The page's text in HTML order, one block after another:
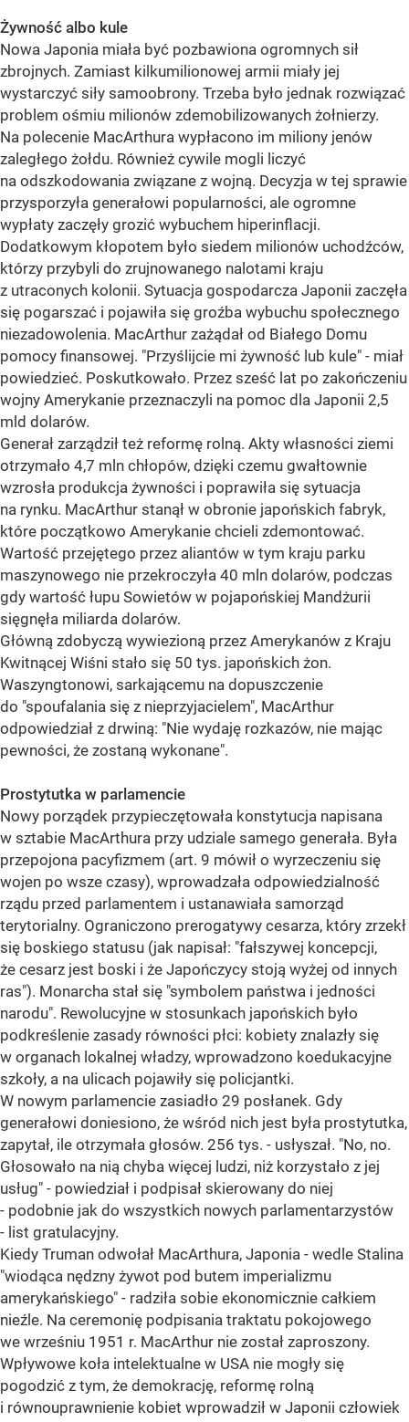
Żywność albo kule
Nowa Japonia miała być pozbawiona ogromnych sił
zbrojnych. Zamiast kilkumilionowej armii miały jej
wystarczyć siły samoobrony. Trzeba było jednak rozwiązać
problem ośmiu milionów zdemobilizowanych żołnierzy.
Na polecenie MacArthura wypłacono im miliony jenów
zaległego żołdu. Również cywile mogli liczyć
na odszkodowania związane z wojną. Decyzja w tej sprawie
przysporzyła generałowi popularności, ale ogromne
wypłaty zaczęły grozić wybuchem hiperinflacji.
Dodatkowym kłopotem było siedem milionów uchodźców,
którzy przybyli do zrujnowanego nalotami kraju
z utraconych kolonii. Sytuacja gospodarcza Japonii zaczęła
się pogarszać i pojawiła się groźba wybuchu społecznego
niezadowolenia. MacArthur zażądał od Białego Domu
pomocy finansowej. "Przyślijcie mi żywność lub kule" - miał
powiedzieć. Poskutkowało. Przez sześć lat po zakończeniu
wojny Amerykanie przeznaczyli na pomoc dla Japonii 2,5
mld dolarów.
Generał zarządził też reformę rolną. Akty własności ziemi
otrzymało 4,7 mln chłopów, dzięki czemu gwałtownie
wzrosła produkcja żywności i poprawiła się sytuacja
na rynku. MacArthur stanął w obronie japońskich fabryk,
które początkowo Amerykanie chcieli zdemontować.
Wartość przejętego przez aliantów w tym kraju parku
maszynowego nie przekroczyła 40 mln dolarów, podczas
gdy wartość łupu Sowietów w pojapońskiej Mandżurii
sięgnęła miliarda dolarów.
Główną zdobyczą wywiezioną przez Amerykanów z Kraju
Kwitnącej Wiśni stało się 50 tys. japońskich żon.
Waszyngtonowi, sarkającemu na dopuszczenie
do "spoufalania się z nieprzyjacielem", MacArthur
odpowiedział z drwiną: "Nie wydaję rozkazów, nie mając
pewności, że zostaną wykonane".
Prostytutka w parlamencie
Nowy porządek przypieczętowała konstytucja napisana
w sztabie MacArthura przy udziale samego generała. Była
przepojona pacyfizmem (art. 9 mówił o wyrzeczeniu się
wojen po wsze czasy), wprowadzała odpowiedzialność
rządu przed parlamentem i ustanawiała samorząd
terytorialny. Ograniczono prerogatywy cesarza, który zrzekł
się boskiego statusu (jak napisał: "fałszywej koncepcji,
że cesarz jest boski i że Japończycy stoją wyżej od innych
ras"). Monarcha stał się "symbolem państwa i jedności
narodu". Rewolucyjne w stosunkach japońskich było
podkreślenie zasady równości płci: kobiety znalazły się
w organach lokalnej władzy, wprowadzono koedukacyjne
szkoły, a na ulicach pojawiły się policjantki.
W nowym parlamencie zasiadło 29 posłanek. Gdy
generałowi doniesiono, że wśród nich jest była prostytutka,
zapytał, ile otrzymała głosów. 256 tys. - usłyszał. "No, no.
Głosowało na nią chyba więcej ludzi, niż korzystało z jej
usług" - powiedział i podpisał skierowany do niej
- podobnie jak do wszystkich nowych parlamentarzystów
- list gratulacyjny.
Kiedy Truman odwołał MacArthura, Japonia - wedle Stalina
"wiodąca nędzny żywot pod butem imperializmu
amerykańskiego" - radziła sobie ekonomicznie całkiem
nieźle. Na ceremonię podpisania traktatu pokojowego
we wrześniu 1951 r. MacArthur nie został zaproszony.
Wpływowe koła intelektualne w USA nie mogły się
pogodzić z tym, że demokrację, reformę rolną
i równouprawnienie kobiet wprowadził w Japonii człowiek